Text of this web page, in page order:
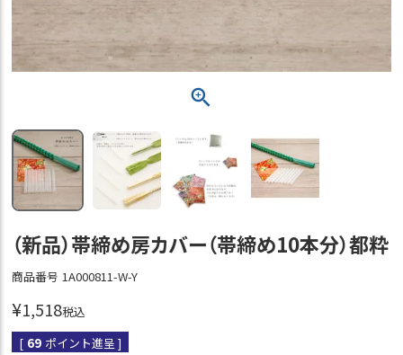
（新品）帯締め房カバー（帯締め10本分）都粋
商品番号 1A000811-W-Y
¥1,518税込
[ 69 ポイント進呈 ]